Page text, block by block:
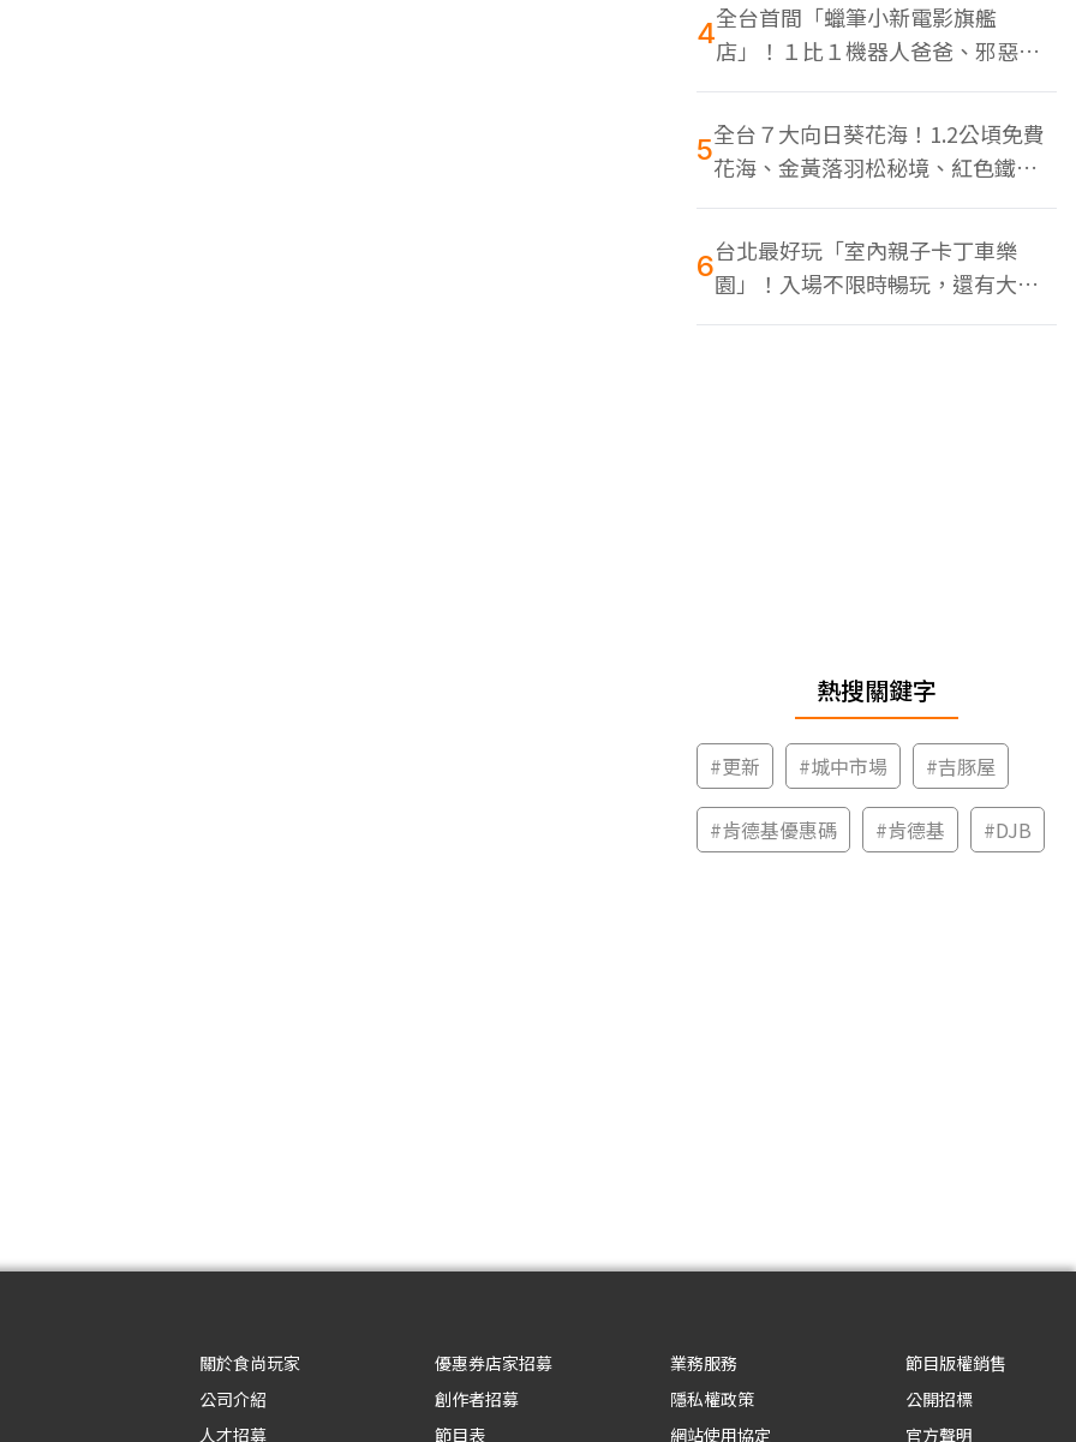
4全台首間「蠟筆小新電影旗艦
店」！１比１機器人爸爸、邪惡正
男，百款周邊買翻
5全台７大向日葵花海！1.2公頃免費
花海、金黃落羽松秘境、紅色鐵橋
同框
6台北最好玩「室內親子卡丁車樂
園」！入場不限時暢玩，還有大螢
幕Switch遊戲區
熱搜關鍵字
#更新 #城中市場 #吉豚屋
#肯德基優惠碼 #肯德基 #DJB
關於食尚玩家
公司介紹
人才招募
優惠券店家招募
創作者招募
節目表
業務服務
隱私權政策
網站使用協定
節目版權銷售
公開招標
官方聲明